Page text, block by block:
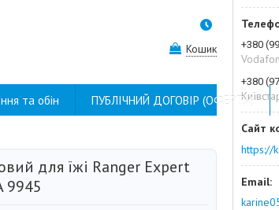
Кошик
та обін ПУБЛІЧНИЙ ДОГОВІР (ОФЕРТА)
для їжі Ranger Expert
9945
+380
+380
https://